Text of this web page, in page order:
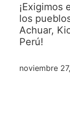
¡Exigimos
los
Achuar,
Perú!
noviembre